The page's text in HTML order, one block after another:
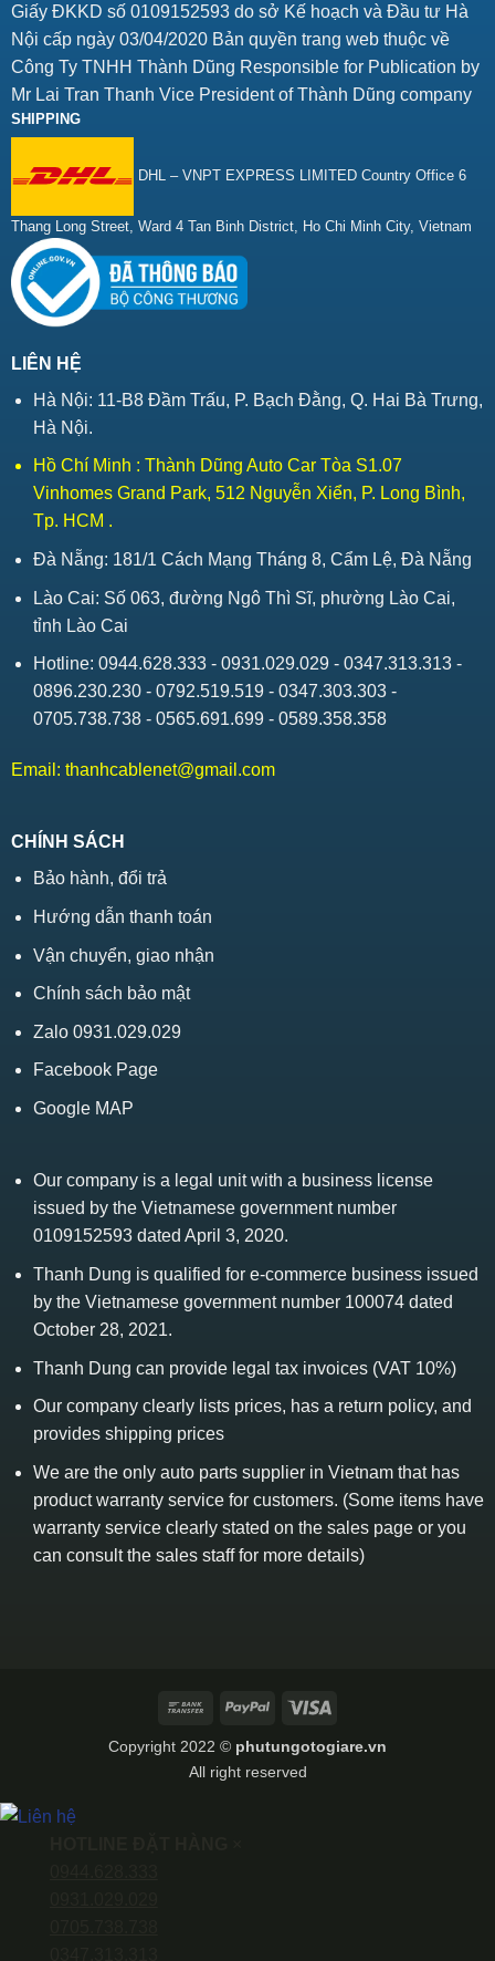
Giấy ĐKKD số 0109152593 do sở Kế hoạch và Đầu tư Hà
Nội cấp ngày 03/04/2020 Bản quyền trang web thuộc về
Công Ty TNHH Thành Dũng Responsible for Publication by
Mr Lai Tran Thanh Vice President of Thành Dũng company
SHIPPING
DHL – VNPT EXPRESS LIMITED Country Office 6
Thang Long Street, Ward 4 Tan Binh District, Ho Chi Minh City, Vietnam
LIÊN HỆ
Hà Nội: 11-B8 Đầm Trấu, P. Bạch Đằng, Q. Hai Bà Trưng,
Hà Nội.
Hồ Chí Minh : Thành Dũng Auto Car Tòa S1.07
Vinhomes Grand Park, 512 Nguyễn Xiển, P. Long Bình,
Tp. HCM .
Đà Nẵng: 181/1 Cách Mạng Tháng 8, Cẩm Lệ, Đà Nẵng
Lào Cai: Số 063, đường Ngô Thì Sĩ, phường Lào Cai,
tỉnh Lào Cai
Hotline: 0944.628.333 - 0931.029.029 - 0347.313.313 -
0896.230.230 - 0792.519.519 - 0347.303.303 -
0705.738.738 - 0565.691.699 - 0589.358.358
Email: thanhcablenet@gmail.com
CHÍNH SÁCH
Bảo hành, đổi trả
Hướng dẫn thanh toán
Vận chuyển, giao nhận
Chính sách bảo mật
Zalo 0931.029.029
Facebook Page
Google MAP
Our company is a legal unit with a business license
issued by the Vietnamese government number
0109152593 dated April 3, 2020.
Thanh Dung is qualified for e-commerce business issued
by the Vietnamese government number 100074 dated
October 28, 2021.
Thanh Dung can provide legal tax invoices (VAT 10%)
Our company clearly lists prices, has a return policy, and
provides shipping prices
We are the only auto parts supplier in Vietnam that has
product warranty service for customers. (Some items have
warranty service clearly stated on the sales page or you
can consult the sales staff for more details)
Bank
PayPal
Copyright 2022 © phutungotogiare.vn
All right reserved